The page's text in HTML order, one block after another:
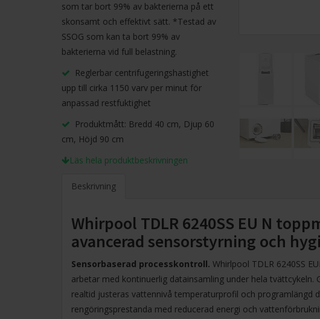
som tar bort 99% av bakterierna på ett
skonsamt och effektivt sätt. *Testad av
SSOG som kan ta bort 99% av
bakterierna vid full belastning.
Reglerbar centrifugeringshastighet
upp till cirka 1150 varv per minut för
anpassad restfuktighet
Produktmått: Bredd 40 cm, Djup 60
cm, Höjd 90 cm
Läs hela produktbeskrivningen
Beskrivning
Whirpool TDLR 6240SS EU N
avancerad sensorstyrning och
Sensorbaserad processkontroll. Whirlpool TDLR 6240SS
arbetar med kontinuerlig datainsamling under hela
realtid justeras vattennivå temperaturprofil och programlängd
rengöringsprestanda med reducerad energi och